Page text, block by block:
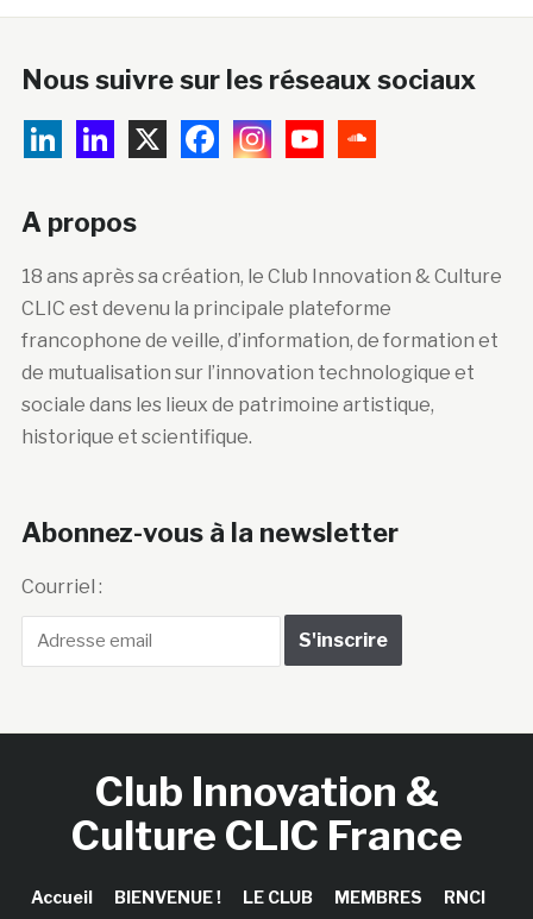
Nous suivre sur les réseaux sociaux
A propos
18 ans après sa création, le Club Innovation & Culture
CLIC est devenu la principale plateforme
francophone de veille, d’information, de formation et
de mutualisation sur l’innovation technologique et
sociale dans les lieux de patrimoine artistique,
historique et scientifique.
Abonnez-vous à la newsletter
Courriel :
Club Innovation &
Culture CLIC France
Accueil BIENVENUE ! LE CLUB MEMBRES
RNCI